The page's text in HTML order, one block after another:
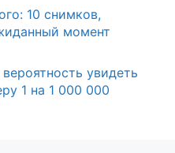
10 снимков,
момент
увидеть
1 на 1 000 000